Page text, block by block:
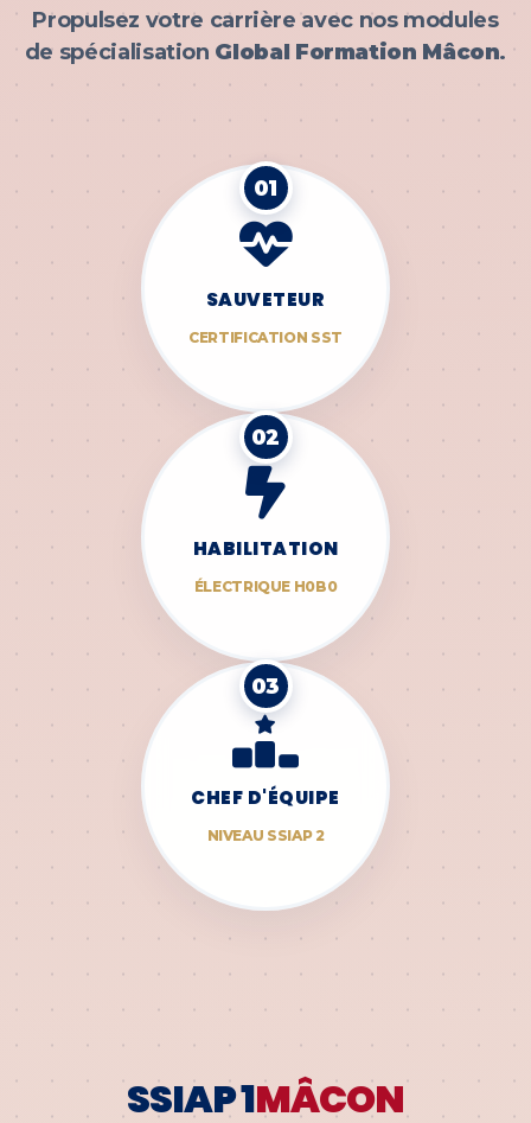
Propulsez votre carrière avec nos modules
de spécialisation Global Formation Mâcon.
01
SAUVETEUR
CERTIFICATION SST
02
HABILITATION
ÉLECTRIQUE H0B0
03
CHEF D'ÉQUIPE
NIVEAU SSIAP 2
SSIAP 1MÂCON